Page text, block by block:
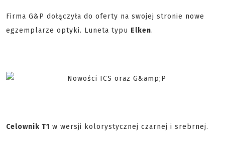
Firma G&P dołączyła do oferty na swojej stronie nowe
egzemplarze optyki. Luneta typu Elken.
Celownik T1 w wersji kolorystycznej czarnej i srebrnej.